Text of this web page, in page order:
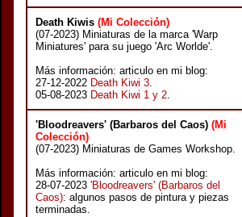
Death Kiwis (Mi Colección)
(07-2023) Miniaturas de la marca 'Warp
Miniatures' para su juego 'Arc Worlde'.
Más información: articulo en mi blog:
27-12-2022 Death Kiwi 3.
05-08-2023 Death Kiwi 1 y 2.
'Bloodreavers' (Barbaros del Caos) (Mi
Colección)
(07-2023) Miniaturas de Games Workshop.
Más información: articulo en mi blog:
28-07-2023 'Bloodreavers' (Barbaros del
Caos): algunos pasos de pintura y piezas
terminadas.